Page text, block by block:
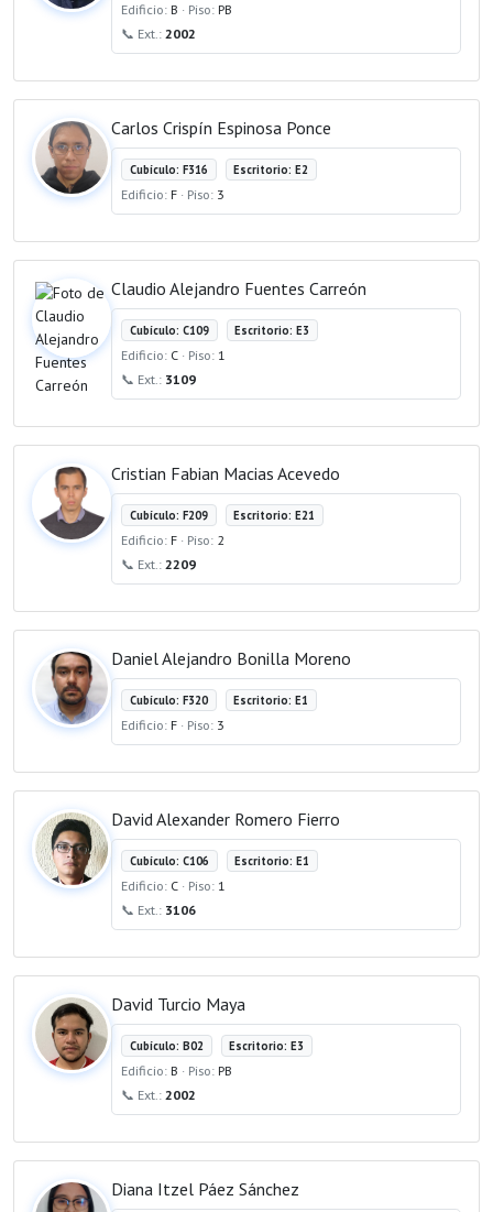
Edificio: B · Piso: PB
📞 Ext.: 2002
Carlos Crispín Espinosa Ponce
Cubículo: F316 Escritorio: E2
Edificio: F · Piso: 3
Claudio Alejandro Fuentes Carreón
Cubículo: C109 Escritorio: E3
Edificio: C · Piso: 1
📞 Ext.: 3109
Cristian Fabian Macias Acevedo
Cubículo: F209 Escritorio: E21
Edificio: F · Piso: 2
📞 Ext.: 2209
Daniel Alejandro Bonilla Moreno
Cubículo: F320 Escritorio: E1
Edificio: F · Piso: 3
David Alexander Romero Fierro
Cubículo: C106 Escritorio: E1
Edificio: C · Piso: 1
📞 Ext.: 3106
David Turcio Maya
Cubículo: B02 Escritorio: E3
Edificio: B · Piso: PB
📞 Ext.: 2002
Diana Itzel Páez Sánchez